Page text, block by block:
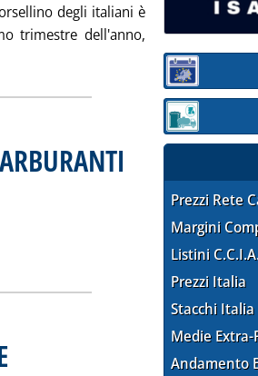
degli italiani è
trimestre dell'anno,
'IL GASOLIO E IL
NEGLI ULTIMI 12 MESI'
. Pubblicata venerdì 30 aprile 2004 alle 15.37.
Sezione:
Sezione:
Prezzi Rete
Margini
Listini
Prezzi Italia
Stacchi Italia
Medie Extra-
Andamento